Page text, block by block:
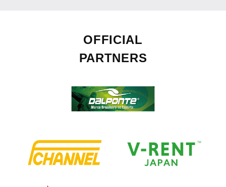
OFFICIAL
PARTNERS